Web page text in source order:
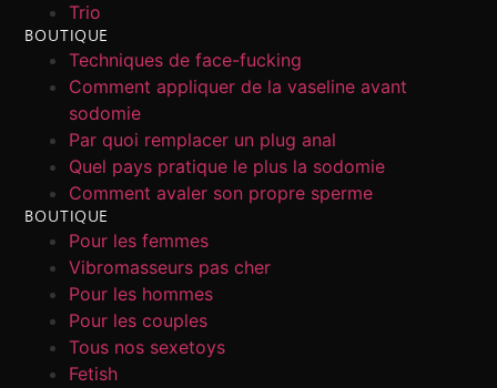
Trio
BOUTIQUE
Techniques de face-fucking
Comment appliquer de la vaseline avant
sodomie
Par quoi remplacer un plug anal
Quel pays pratique le plus la sodomie
Comment avaler son propre sperme
BOUTIQUE
Pour les femmes
Vibromasseurs pas cher
Pour les hommes
Pour les couples
Tous nos sexetoys
Fetish